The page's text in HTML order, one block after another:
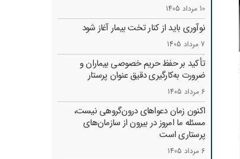
10 مرداد 1405
نوآوری باید از کنار تخت بیمار آغاز شود
7 مرداد 1405
تأکید بر حفظ حریم خصوصی بیماران و
ضرورت به‌کارگیری دقیق عنوان پرستار
6 مرداد 1405
اکنون زمان دعواهای درون‌گروهی نیست،
مسئله ما امروز در بیرون از سازمان‌های
پرستاری است
6 مرداد 1405